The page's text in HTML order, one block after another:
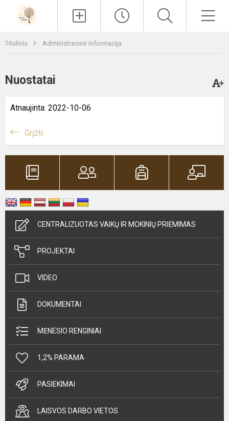
Titulinis Administracinė informacija
Nuostatai
Atnaujinta: 2022-10-06
Grįžti
CENTRALIZUOTAS VAIKŲ IR MOKINIŲ PRIĖMIMAS
PROJEKTAI
VIDEO
DOKUMENTAI
MĖNESIO RENGINIAI
1,2% PARAMA
PASIEKIMAI
LAISVOS DARBO VIETOS